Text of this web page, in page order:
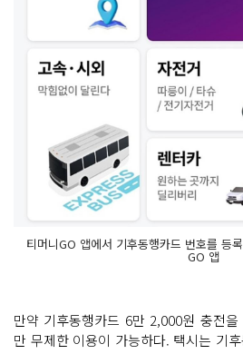
티머니GO 앱에서 기후동행카드 번호를 등
GO 앱
만약 기후동행카드 6만 2,000원 충전
만 무제한 이용이 가능하다. 택시는 기